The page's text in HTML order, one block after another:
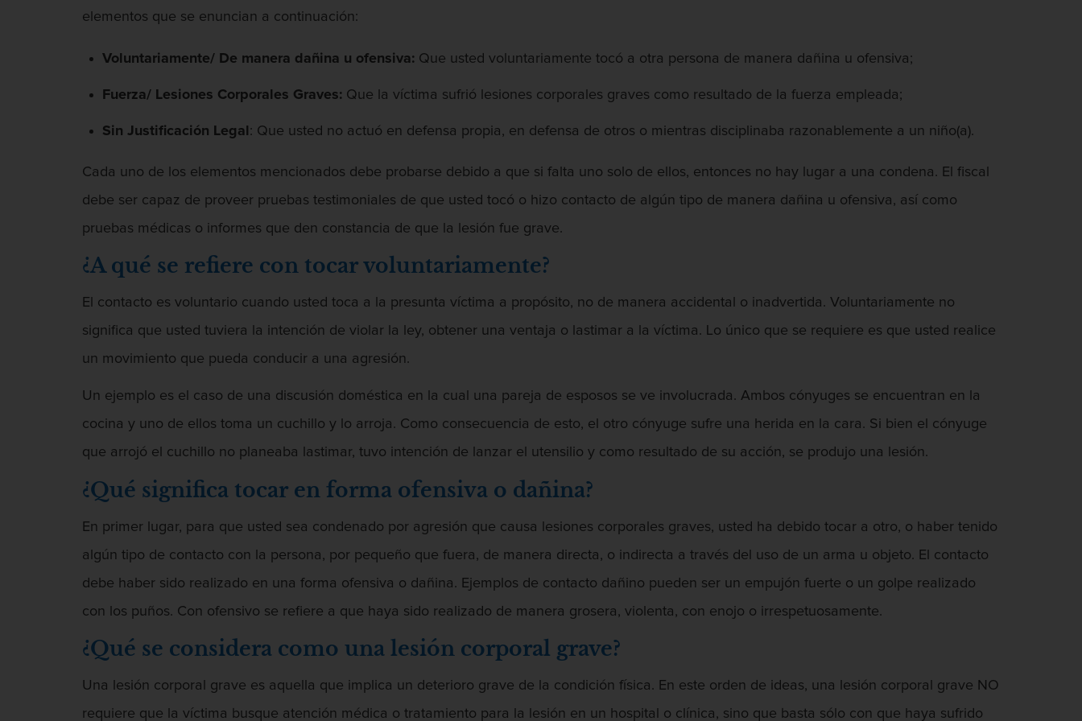
elementos que se enuncian a continuación:
Voluntariamente/ De manera dañina u ofensiva: Que usted voluntariamente tocó a otra persona de manera dañina u ofensiva;
Fuerza/ Lesiones Corporales Graves: Que la víctima sufrió lesiones corporales graves como resultado de la fuerza empleada;
Sin Justificación Legal : Que usted no actuó en defensa propia, en defensa de otros o mientras disciplinaba razonablemente a un niño(a).
Cada uno de los elementos mencionados debe probarse debido a que si falta uno solo de ellos, entonces no hay lugar a una condena. El fiscal
debe ser capaz de proveer pruebas testimoniales de que usted tocó o hizo contacto de algún tipo de manera dañina u ofensiva, así como
pruebas médicas o informes que den constancia de que la lesión fue grave.
¿A qué se refiere con tocar voluntariamente?
El contacto es voluntario cuando usted toca a la presunta víctima a propósito, no de manera accidental o inadvertida. Voluntariamente no
significa que usted tuviera la intención de violar la ley, obtener una ventaja o lastimar a la víctima. Lo único que se requiere es que usted realice
un movimiento que pueda conducir a una agresión.
Un ejemplo es el caso de una discusión doméstica en la cual una pareja de esposos se ve involucrada. Ambos cónyuges se encuentran en la
cocina y uno de ellos toma un cuchillo y lo arroja. Como consecuencia de esto, el otro cónyuge sufre una herida en la cara. Si bien el cónyuge
que arrojó el cuchillo no planeaba lastimar, tuvo intención de lanzar el utensilio y como resultado de su acción, se produjo una lesión.
¿Qué significa tocar en forma ofensiva o dañina?
En primer lugar, para que usted sea condenado por agresión que causa lesiones corporales graves, usted ha debido tocar a otro, o haber tenido
algún tipo de contacto con la persona, por pequeño que fuera, de manera directa, o indirecta a través del uso de un arma u objeto. El contacto
debe haber sido realizado en una forma ofensiva o dañina. Ejemplos de contacto dañino pueden ser un empujón fuerte o un golpe realizado
con los puños. Con ofensivo se refiere a que haya sido realizado de manera grosera, violenta, con enojo o irrespetuosamente.
¿Qué se considera como una lesión corporal grave?
Una lesión corporal grave es aquella que implica un deterioro grave de la condición física. En este orden de ideas, una lesión corporal grave NO
requiere que la víctima busque atención médica o tratamiento para la lesión en un hospital o clínica, sino que basta sólo con que haya sufrido